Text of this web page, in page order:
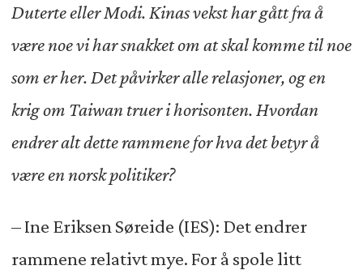
Duterte eller Modi. Kinas vekst har gått fra å
være noe vi har snakket om at skal komme til noe
som er her. Det påvirker alle relasjoner, og en
krig om Taiwan truer i horisonten. Hvordan
endrer alt dette rammene for hva det betyr å
være en norsk politiker?
– Ine Eriksen Søreide (IES): Det endrer
rammene relativt mye. For å spole litt